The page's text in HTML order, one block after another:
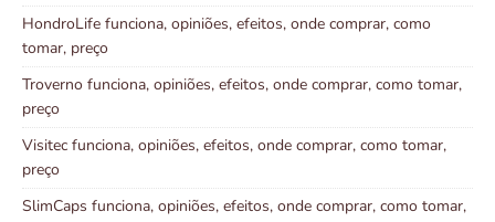
HondroLife funciona, opiniões, efeitos, onde comprar, como
tomar, preço
Troverno funciona, opiniões, efeitos, onde comprar, como tomar,
preço
Visitec funciona, opiniões, efeitos, onde comprar, como tomar,
preço
SlimCaps funciona, opiniões, efeitos, onde comprar, como tomar,